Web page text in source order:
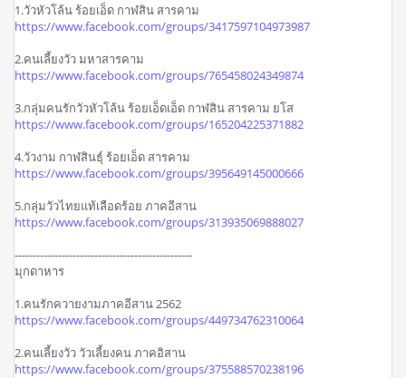
1.วัวหัวโล้น ร้อยเอ็ด กาฬสิน สารคาม
https://www.facebook.com/groups/3417597104973987
2.คนเลี้ยงวัว มหาสารคาม
https://www.facebook.com/groups/765458024349874
3.กลุ่มคนรักวัวหัวโล้น ร้อยเอ็ดเอ็ด กาฬสิน สารคาม ยโส
https://www.facebook.com/groups/165204225371882
4.วัวงาม กาฬสินธุ์ ร้อยเอ็ด สารคาม
https://www.facebook.com/groups/395649145000666
5.กลุ่มวัวไทยแท้เลือดร้อย ภาคอีสาน
https://www.facebook.com/groups/313935069888027
-------------------------------------------------
มุกดาหาร
1.คนรักควายงามภาคอีสาน 2562
https://www.facebook.com/groups/449734762310064
2.คนเลี้ยงวัว วัวเลี้ยงคน ภาคอิสาน
https://www.facebook.com/groups/375588570238196